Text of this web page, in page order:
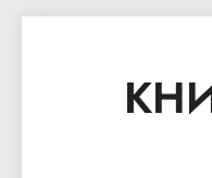
содержимому